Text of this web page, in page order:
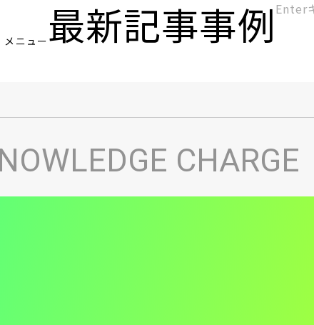
メニュー [KC]
ヘ
ッ
最新記事事例
CHARGE